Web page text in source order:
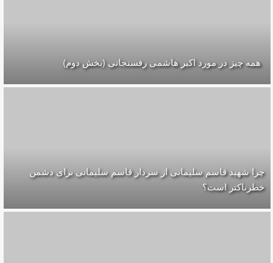
همه چیز در مورد اکبر هاشمی رفسنجانی (بخش دوم)
چرا شهید قاسم سلیمانی از سردار قاسم سلیمانی برای دشمن
خطرناکتر است؟